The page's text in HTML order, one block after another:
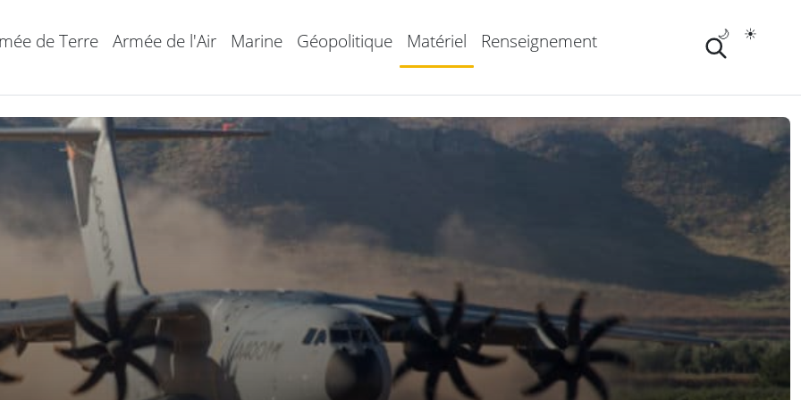
de Terre Armée de l'Air Marine Géopolitique Matériel Renseignement ☀️
🌙